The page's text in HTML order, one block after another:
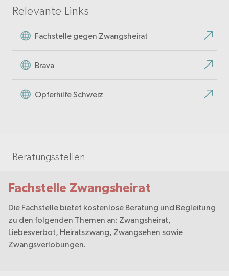
Relevante Links
Fachstelle gegen Zwangsheirat
Brava
Opferhilfe Schweiz
Beratungsstellen
Fachstelle Zwangsheirat
Die Fachstelle bietet kostenlose Beratung und Begleitung
zu den folgenden Themen an: Zwangsheirat,
Liebesverbot, Heiratszwang, Zwangsehen sowie
Zwangsverlobungen.